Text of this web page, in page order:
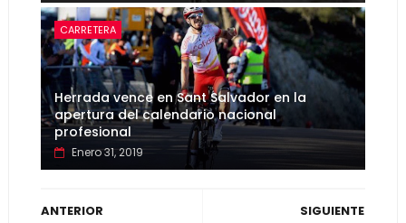
CARRETERA
Herrada vence en Sant Salvador en la
apertura del calendario nacional
profesional
Enero 31, 2019
SIGUIENTE
ANTERIOR